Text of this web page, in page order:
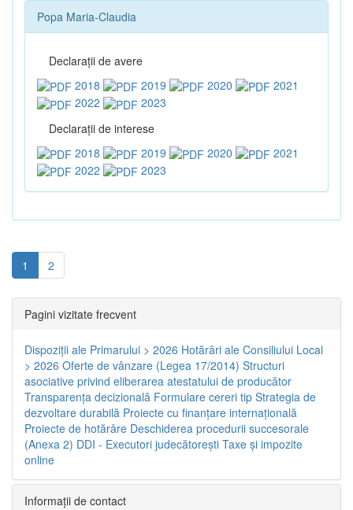
Popa Maria-Claudia
Declaraţii de avere
2018
2019 2020
2021
2022
2023
Declaraţii de interese
2018
2019 2020
2021
2022
2023
1 2
Pagini vizitate frecvent
Dispoziţii ale Primarului > 2026 Hotărâri ale Consiliului Local
> 2026 Oferte de vânzare (Legea 17/2014) Structuri
asociative privind eliberarea atestatului de producător
Transparenţa decizională Formulare cereri tip Strategia de
dezvoltare durabilă Proiecte cu finanţare internaţională
Proiecte de hotărâre Deschiderea procedurii succesorale
(Anexa 2) DDI - Executori judecătorești Taxe şi impozite
online
Informaţii de contact